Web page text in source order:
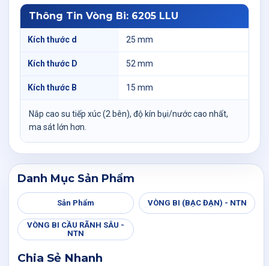
Thông Tin Vòng Bi: 6205 LLU
Kích thước d 25 mm
Kích thước D 52 mm
Kích thước B 15 mm
Nắp cao su tiếp xúc (2 bên), độ kín bụi/nước cao nhất,
ma sát lớn hơn.
Danh Mục Sản Phẩm
Sản Phẩm VÒNG BI (BẠC ĐẠN) - NTN
VÒNG BI CẦU RÃNH SÂU -
NTN
Chia Sẻ Nhanh